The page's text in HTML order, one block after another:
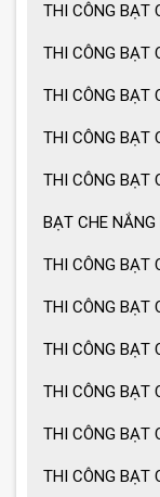
THI CÔNG BẠT
THI CÔNG BẠT
THI CÔNG BẠT
THI CÔNG BẠT
THI CÔNG BẠT
BẠT CHE
THI CÔNG BẠT
THI CÔNG BẠT
THI CÔNG BẠT
THI CÔNG BẠT
THI CÔNG BẠT
THI CÔNG BẠT